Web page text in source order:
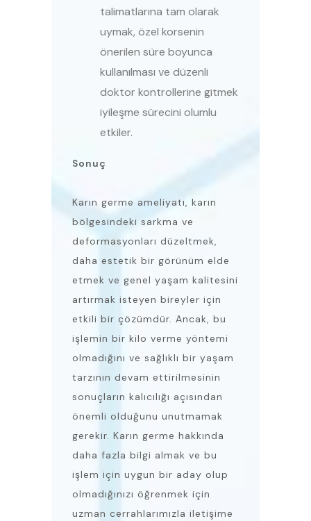
talimatlarına tam olarak
uymak, özel korsenin
önerilen süre boyunca
kullanılması ve düzenli
doktor kontrollerine gitmek
iyileşme sürecini olumlu
etkiler.
Sonuç
Karın germe ameliyatı, karın
bölgesindeki sarkma ve
deformasyonları düzeltmek,
daha estetik bir görünüm elde
etmek ve genel yaşam kalitesini
artırmak isteyen bireyler için
etkili bir çözümdür. Ancak, bu
işlemin bir kilo verme yöntemi
olmadığını ve sağlıklı bir yaşam
tarzının devam ettirilmesinin
sonuçların kalıcılığı açısından
önemli olduğunu unutmamak
gerekir. Karın germe hakkında
daha fazla bilgi almak ve bu
işlem için uygun bir aday olup
olmadığınızı öğrenmek için
uzman cerrahlarımızla iletişime